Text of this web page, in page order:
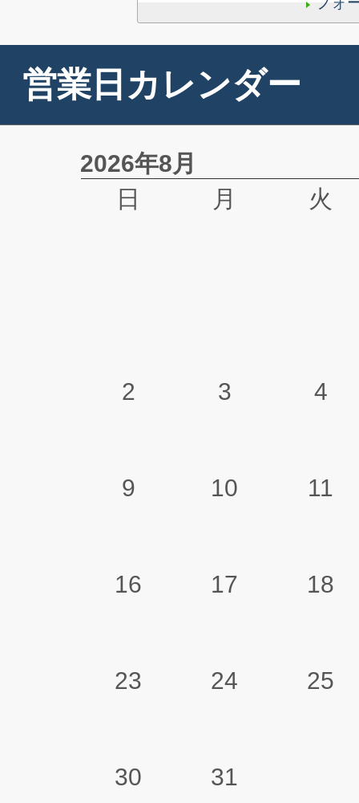
営業日カレンダー
2026年8月
日
月 火
2 3 4
9 10 11
16 17 18
23 24 25
30 31